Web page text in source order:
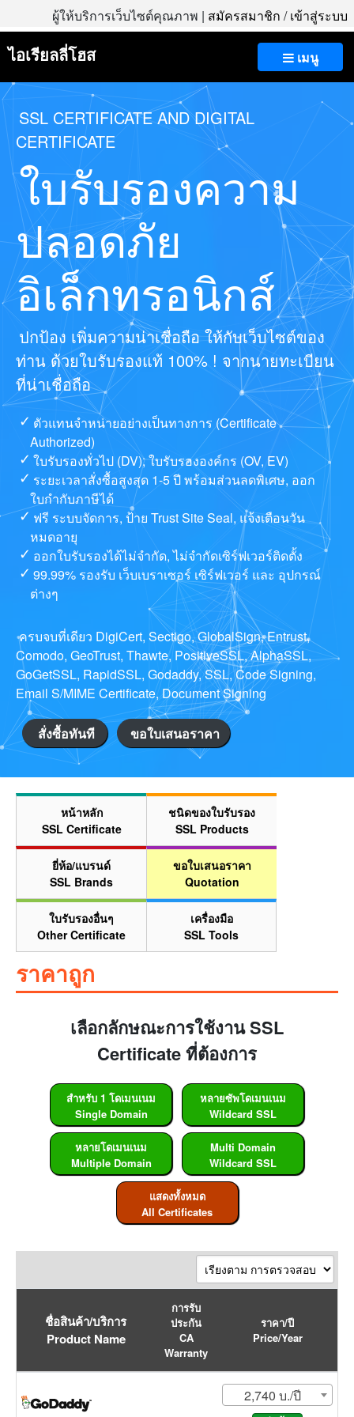
ผู้ให้บริการเว็บไซต์คุณภาพ | สมัครสมาชิก /เข้าสู่ระบบ
เมนู
ไอเรียลลี่โฮส
SSL CERTIFICATE AND DIGITAL
CERTIFICATE
ใบรับรองความ
ปลอดภัย
อิเล็กทรอนิกส์
ปกป้อง เพิ่มความน่าเชื่อถือ ให้กับเว็บไซต์ของ
ท่าน ด้วยใบรับรองแท้ 100% ! จากนายทะเบียน
ที่น่าเชื่อถือ
ตัวแทนจำหน่ายอย่างเป็นทางการ (Certificate
Authorized)
ใบรับรองทั่วไป (DV), ใบรับรององค์กร (OV, EV)
ระยะเวลาสั่งซื้อสูงสุด 1-5 ปี พร้อมส่วนลดพิเศษ, ออก
ใบกำกับภาษีได้
ฟรี ระบบจัดการ, ป้าย Trust Site Seal, แจ้งเตือนวัน
หมดอายุ
ออกใบรับรองได้ไม่จำกัด, ไม่จำกัดเซิร์ฟเวอร์ติดตั้ง
99.99% รองรับ เว็บเบราเซอร์ เซิร์ฟเวอร์ และ อุปกรณ์
ต่างๆ
ครบจบที่เดียว DigiCert, Sectigo, GlobalSign, Entrust,
Comodo, GeoTrust, Thawte, PositiveSSL, AlphaSSL,
GoGetSSL, RapidSSL, Godaddy, SSL, Code Signing,
Email S/MIME Certificate, Document Signing
สั่งซื้อทันที ขอใบเสนอราคา
หน้าหลัก
SSL Certificate
ชนิดของใบรับรอง
SSL Products
ยี่ห้อ/แบรนด์
SSL Brands
ขอใบเสนอราคา
Quotation
ใบรับรองอื่นๆ
Other Certificate
เครื่องมือ
SSL Tools
ราคาถูก
เลือกลักษณะการใช้งาน SSL
Certificate ที่ต้องการ
สำหรับ 1 โดเมนเนม
Single Domain
หลายซัพโดเมนเนม
Wildcard SSL
หลายโดเมนเนม
Multiple Domain
Multi Domain
Wildcard SSL
แสดงทั้งหมด
All Certificates
ชื่อสินค้า/บริการ
Product Name
การรับ
ประกัน
CA
Warranty
ราคา/ปี
Price/Year
2,740 บ./ปี